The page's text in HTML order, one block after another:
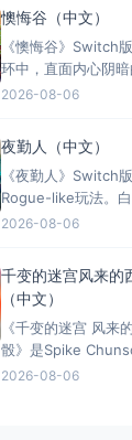
/ 罪恶杀手：第八位
名） 港台名称：罪
懊悔谷（中文）
《懊悔谷》
环中，直面内心阴
角色扮演类（叙事
文定名） 美国名称
eShop官方英文
2026-08-06
夜勤人（中文）
《夜勤人》Switch
Rogue-like玩法。
探索地牢打怪寻宝，
戏凭借独特的玩法
Steam 82%特别好
作
2026-08-06
千变的迷宫风来的
（中文）
《千变的迷宫 风来
骰》是Spike
Roguelike RPG。每
2026-08-06